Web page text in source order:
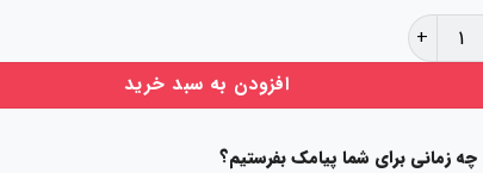
کیت آکریل خود پخت آکروپارس 200 ست قاشقک عدد
افزودن به سبد خرید
چه زمانی برای شما پیامک بفرستیم؟